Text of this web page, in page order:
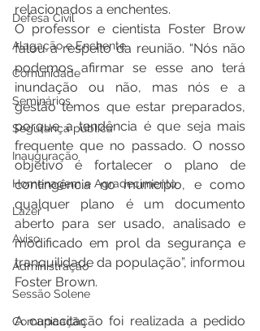
Defesa Civil
Alagação e Enchente
Comunidade
Seminários
Segurança pública
Inauguração
Homenagem e Agradecimento
Lazer
Aviso
Administração
Sessão Solene
Comunicação
relacionados a enchentes.
O professor e cientista Foster Brow
falou a respeito da reunião. “Nós não
podemos afirmar se esse ano terá
inundação ou não, mas nós e a
gestão temos que estar preparados,
porque a tendência é que seja mais
frequente que no passado. O nosso
objetivo é fortalecer o plano de
contingência no município, e como
qualquer plano é um documento
aberto para ser usado, analisado e
modificado em prol da segurança e
tranquilidade da população”, informou
Foster Brown.
A capacitação foi realizada a pedido